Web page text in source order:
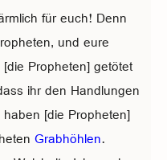
für euch! Denn
und eure
Propheten] getötet
ihr den Handlungen
[die Propheten]
Grabhöhlen.